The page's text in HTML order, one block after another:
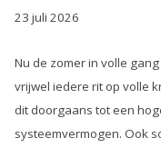
23 juli 2026
Nu de zomer in volle
vrijwel iedere rit op volle
dit doorgaans tot een
systeemvermogen. Ook